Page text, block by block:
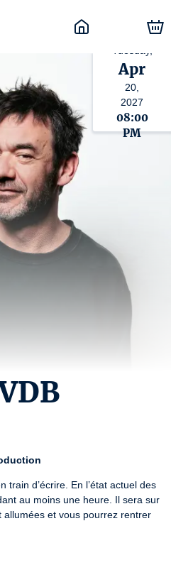
Apr
20,
2027
08:00
PM
train d’écrire. En l’état actuel des
au moins une heure. Il sera sur
et vous pourrez rentrer